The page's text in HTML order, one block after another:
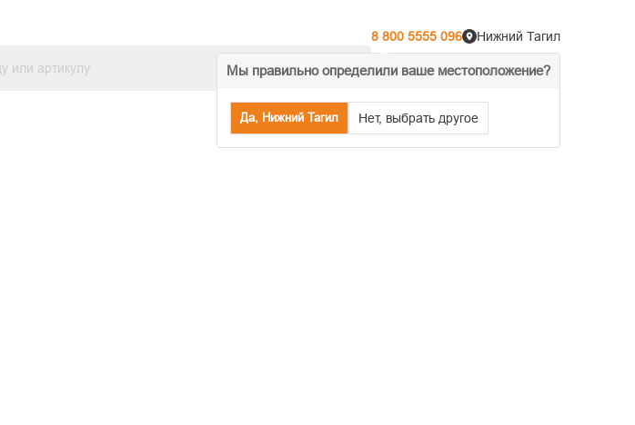
8 800 5555 096
Мы правильно определили ваше местоположение?
Да, Нижний Тагил Нет, выбрать другое
Нижний Тагил
% Акции Распродажа